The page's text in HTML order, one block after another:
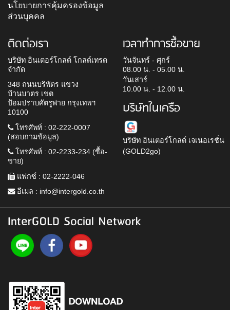
นโยบายการคุ้มครองข้อมูล
ส่วนบุคคล
ติดต่อเรา
บริษัท อินเตอร์โกลด์ โกลด์เทรด
จำกัด
348 ถนนบริพัตร แขวง
บ้านบาตร เขต
ป้อมปราบศัตรูพ่าย กรุงเทพฯ
10100
โทรศัพท์ : 02-222-0007
(สอบถามข้อมูล)
โทรศัพท์ : 02-2233-234 (ซื้อ-
ขาย)
แฟกซ์ : 02-2222-046
อีเมล : info@intergold.co.th
เวลาทำการซื้อขาย
วันจันทร์ - ศุกร์
08.00 น. - 05.00 น.
วันเสาร์
10.00 น. - 12.00 น.
บริษัทในเครือ
บริษัท อินเตอร์โกลด์ เจเนอเรชั่น
(GOLD2go)
InterGOLD Social Network